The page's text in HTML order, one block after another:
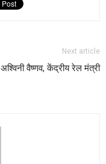
Next article
अश्विनी वैष्णव, केंद्रीय रेल मंत्री